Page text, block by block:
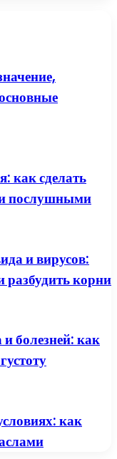
как сделать
послушными
и вирусов:
разбудить корни
и болезней: как
как